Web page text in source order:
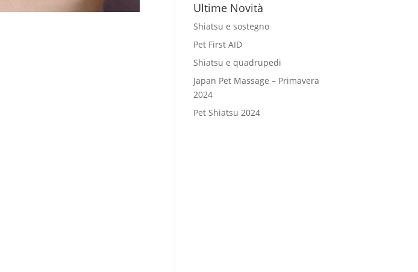
Ultime Novità
Shiatsu e sostegno
Pet First AID
Shiatsu e quadrupedi
Japan Pet Massage – Primavera
2024
Pet Shiatsu 2024